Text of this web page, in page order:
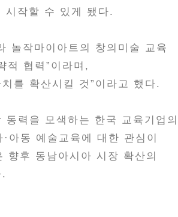
시작할 수 있게 됐다.
놀작마이아트의 창의미술 교육
적 협력”이라며,
를 확산시킬 것”이라고 했다.
력을 모색하는 한국 교육기업의
아동 예술교육에 대한 관심이
향후 동남아시아 시장 확산의